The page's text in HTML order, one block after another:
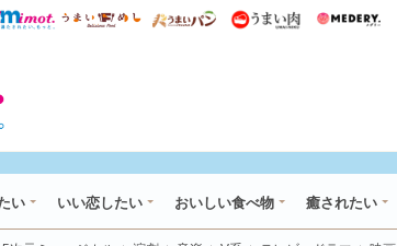
レぴあ総研 ディズニー特集
mimot. うまいめし うまいパン うまい肉
い いい恋したい おいしい食べ物 癒されたい